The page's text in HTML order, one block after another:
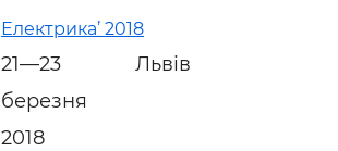
Електрика’ 2018
21—23
березня
2018
Львів